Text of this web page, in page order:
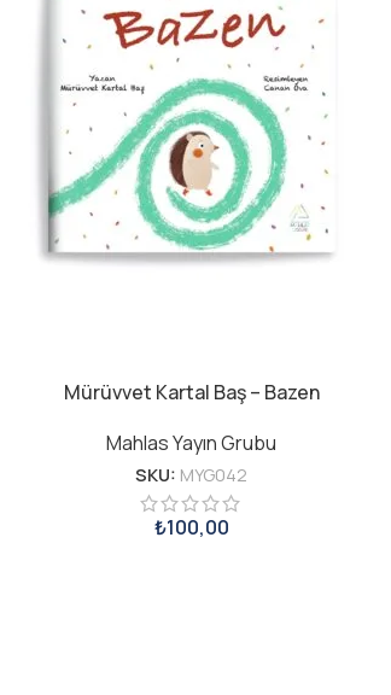
Mürüvvet Kartal Baş – Bazen
Mahlas Yayın Grubu
SKU: MYG042
₺100,00